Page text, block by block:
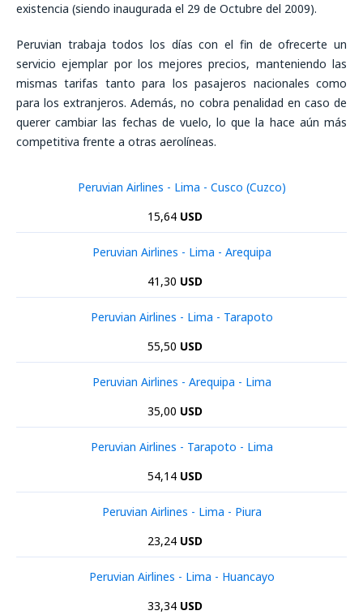
existencia (siendo inaugurada el 29 de Octubre del 2009).
Peruvian trabaja todos los días con el fin de ofrecerte un
servicio ejemplar por los mejores precios, manteniendo las
mismas tarifas tanto para los pasajeros nacionales como
para los extranjeros. Además, no cobra penalidad en caso de
querer cambiar las fechas de vuelo, lo que la hace aún más
competitiva frente a otras aerolíneas.
Peruvian Airlines - Lima - Cusco (Cuzco)
15,64 USD
Peruvian Airlines - Lima - Arequipa
41,30 USD
Peruvian Airlines - Lima - Tarapoto
55,50 USD
Peruvian Airlines - Arequipa - Lima
35,00 USD
Peruvian Airlines - Tarapoto - Lima
54,14 USD
Peruvian Airlines - Lima - Piura
23,24 USD
Peruvian Airlines - Lima - Huancayo
33,34 USD